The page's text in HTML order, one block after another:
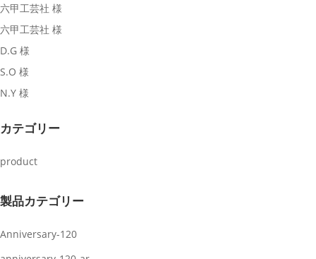
六甲工芸社 様
六甲工芸社 様
D.G 様
S.O 様
N.Y 様
カテゴリー
product
製品カテゴリー
Anniversary-120